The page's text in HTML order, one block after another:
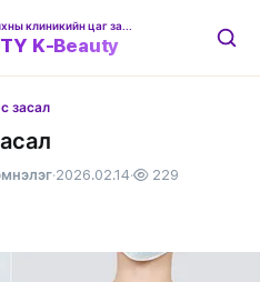
K-Beauty
засал
·2026.02.14· 229